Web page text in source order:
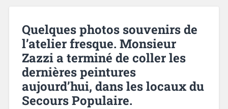
Quelques photos souvenirs de
l’atelier fresque. Monsieur
Zazzi a terminé de coller les
dernières peintures
aujourd’hui, dans les locaux du
Secours Populaire.